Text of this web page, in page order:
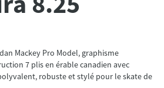
Mackey Pro Model, graphisme
7 plis en érable canadien avec
robuste et stylé pour le skate de